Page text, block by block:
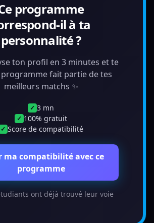
programme
il à ta
personnalité ?
ton profil en 3 minutes et te
programme fait partie de tes
meilleurs matchs ✨
✓ 3 mn
✓ 100% gratuit
✓ Score de compatibilité
ma compatibilité avec ce
programme
ont déjà trouvé leur voie